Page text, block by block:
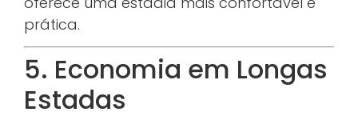
prática.
5. Economia em Longas
Estadas